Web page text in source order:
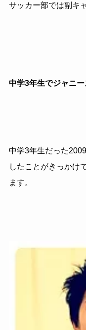
サッカー部では副キ
中学3年生でジャニー
中学3年生だった2009
したことがきっかけ
ます。